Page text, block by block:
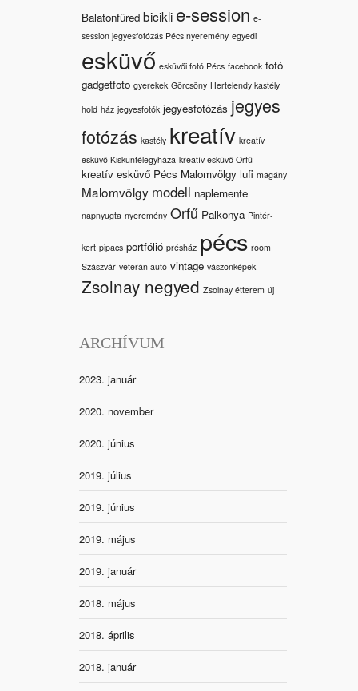
Balatonfüred bicikli e-session e-
session jegyesfotózás Pécs nyeremény egyedi
esküvő esküvői fotó Pécs facebook fotó
gadgetfoto gyerekek Görcsöny Hertelendy kastély
hold ház jegyesfotók jegyesfotózás jegyes
fotózás kastély kreatív kreatív
esküvő Kiskunfélegyháza kreatív esküvő Orfű
kreatív esküvő Pécs Malomvölgy lufi magány
Malomvölgy modell naplemente
napnyugta nyeremény Orfű Palkonya Pintér-
kert pipacs portfólió présház pécs room
Szászvár veterán autó vintage vászonképek
Zsolnay negyed Zsolnay étterem új
ARCHÍVUM
2023. január
2020. november
2020. június
2019. július
2019. június
2019. május
2019. január
2018. május
2018. április
2018. január